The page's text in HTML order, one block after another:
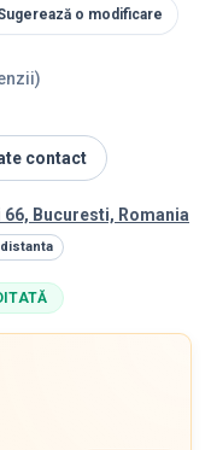
o modificare
)
contact
Bucuresti, Romania